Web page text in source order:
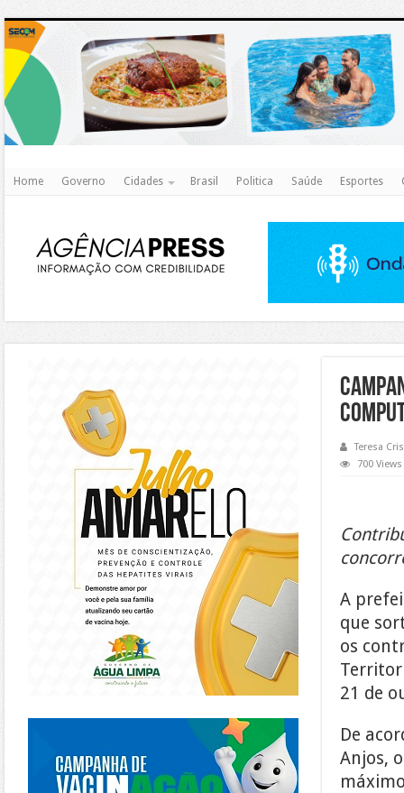
Home Governo Cidades Brasil Politica Saúde Esportes
Teresa
700 Views
A
que
os
21 de
De
Anjos,
https://piracanjuba.go.gov.br/